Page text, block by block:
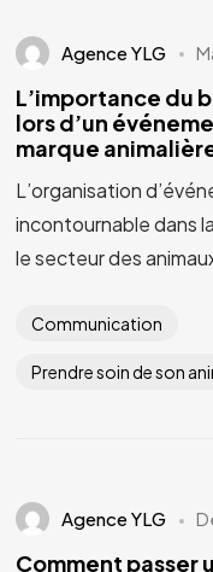
Agence YLG
L’importance du
lors d’un
marque
L’organisation
incontournable dans
le secteur des
Communication
Prendre soin de son
Agence YLG
Comment passer